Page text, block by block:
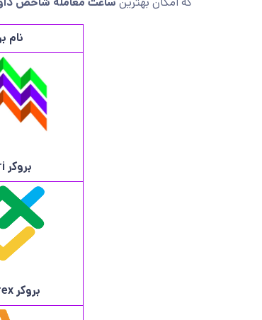
نام
بروکر
بروکر